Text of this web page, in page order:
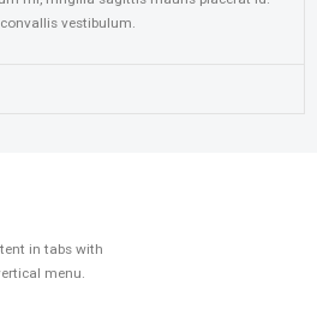
vestibulum.
in tabs with
menu.